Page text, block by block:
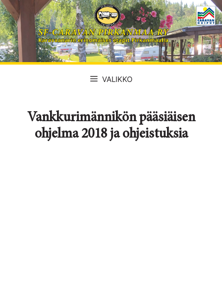
Siirry
sisältöön
VALIKKO
Vankkurimännikön pääsiäisen
ohjelma 2018 ja ohjeistuksia